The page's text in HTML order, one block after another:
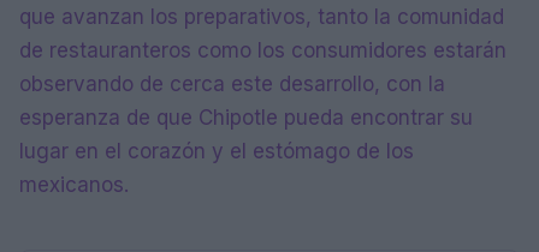
que avanzan los preparativos, tanto la comunidad
de restauranteros como los consumidores estarán
observando de cerca este desarrollo, con la
esperanza de que Chipotle pueda encontrar su
lugar en el corazón y el estómago de los
mexicanos.